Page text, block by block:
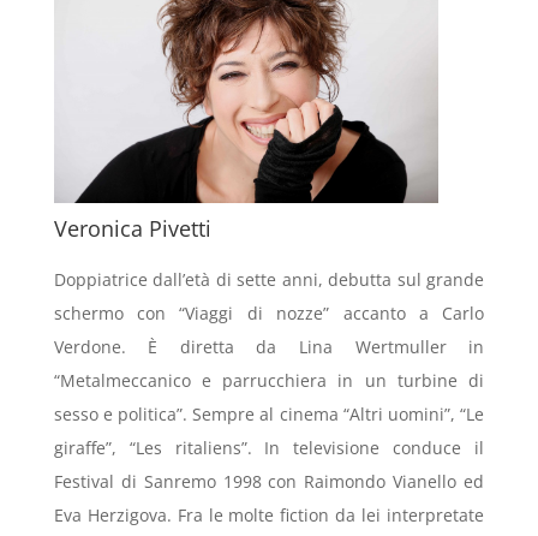
Veronica Pivetti
Doppiatrice dall’età di sette anni, debutta sul grande
schermo con “Viaggi di nozze” accanto a Carlo
Verdone. È diretta da Lina Wertmuller in
“Metalmeccanico e parrucchiera in un turbine di
sesso e politica”. Sempre al cinema “Altri uomini”, “Le
giraffe”, “Les ritaliens”. In televisione conduce il
Festival di Sanremo 1998 con Raimondo Vianello ed
Eva Herzigova. Fra le molte fiction da lei interpretate